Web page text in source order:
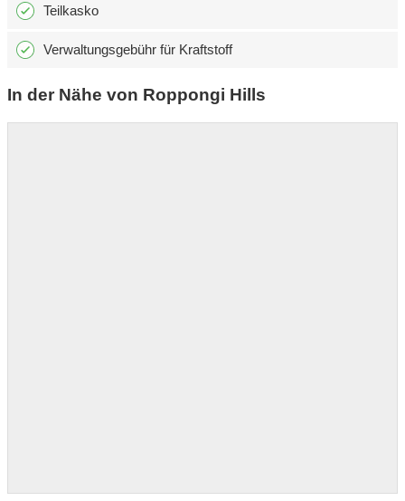
Teilkasko
Verwaltungsgebühr für Kraftstoff
In der Nähe von Roppongi Hills